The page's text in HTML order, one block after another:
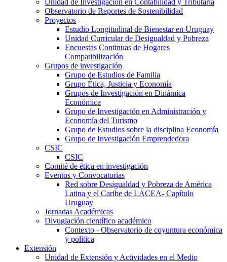
Observatorio de Reportes de Sostenibilidad
Proyectos
Estudio Longitudinal de Bienestar en Uruguay
Unidad Curricular de Desigualdad y Pobreza
Encuestas Continuas de Hogares
Compatibilización
Grupos de investigación
Grupo de Estudios de Familia
Grupo Ética, Justicia y Economía
Grupos de Investigación en Dinámica
Económica
Grupo de Investigación en Administración y
Economía del Turismo
Grupo de Estudios sobre la disciplina Economía
Grupo de Investigación Emprendedora
CSIC
CSIC
Comité de ética en investigación
Eventos y Convocatorias
Red sobre Desigualdad y Pobreza de América
Latina y el Caribe de LACEA- Capítulo
Uruguay
Jornadas Académicas
Divuglación científico académico
Contexto - Observatorio de coyuntura económica
y política
Extensión
Unidad de Extensión y Actividades en el Medio